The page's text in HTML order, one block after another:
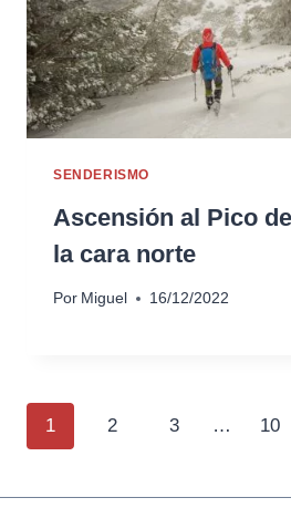
SENDERISMO
Ascensión al Pico
la cara norte
Por Miguel 16/12/2022
Navegación
1 2 3 … 10